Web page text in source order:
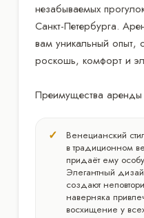
незабываемых
Санкт-Петербурга.
вам уникальный опыт,
роскошь, комфорт и
Преимущества аренды
Венецианский
в традиционном
придаёт ему
Элегантный
создают
наверняка
восхищение у